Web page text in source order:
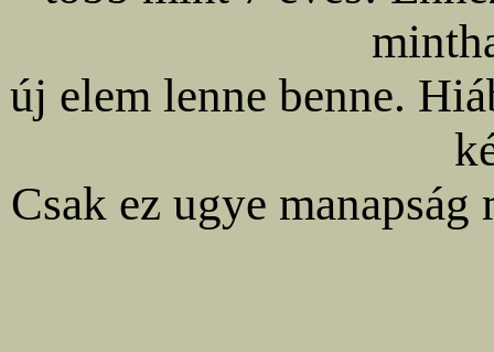
új elem lenne benne.
Csak ez ugye